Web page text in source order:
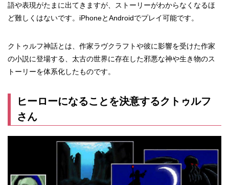
語や表現がたまに出てきますが、ストーリーがわからなくなるほ
ど難しくはないです。iPhoneとAndroidでプレイ可能です。
クトゥルフ神話とは、作家ラヴクラフトや彼に影響を受けた作家
の小説に登場する、太古の世界に存在した邪悪な神や生き物のス
トーリーを体系化したものです。
ヒーローになることを決意するクトゥルフ
さん